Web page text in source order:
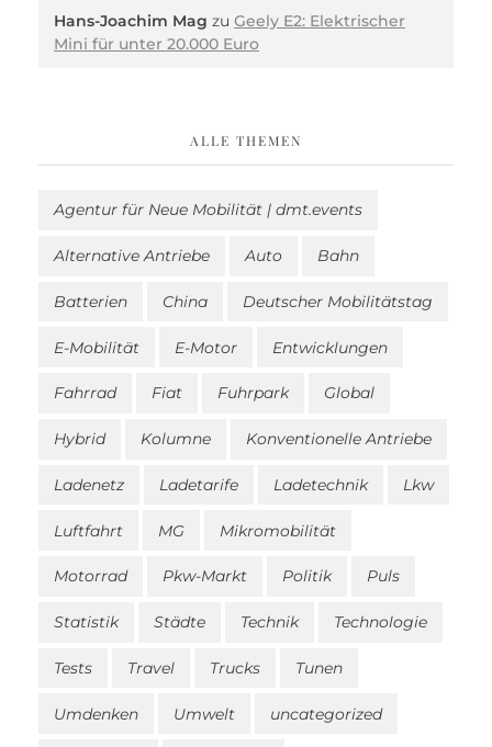
Hans-Joachim Mag zu Geely E2: Elektrischer
Mini für unter 20.000 Euro
ALLE THEMEN
Agentur für Neue Mobilität | dmt.events
Alternative Antriebe Auto Bahn
Batterien China Deutscher Mobilitätstag
E-Mobilität E-Motor Entwicklungen
Fahrrad Fiat Fuhrpark Global
Hybrid Kolumne Konventionelle Antriebe
Ladenetz Ladetarife Ladetechnik Lkw
Luftfahrt MG Mikromobilität
Motorrad Pkw-Markt Politik Puls
Statistik Städte Technik Technologie
Tests Travel Trucks Tunen
Umdenken Umwelt uncategorized